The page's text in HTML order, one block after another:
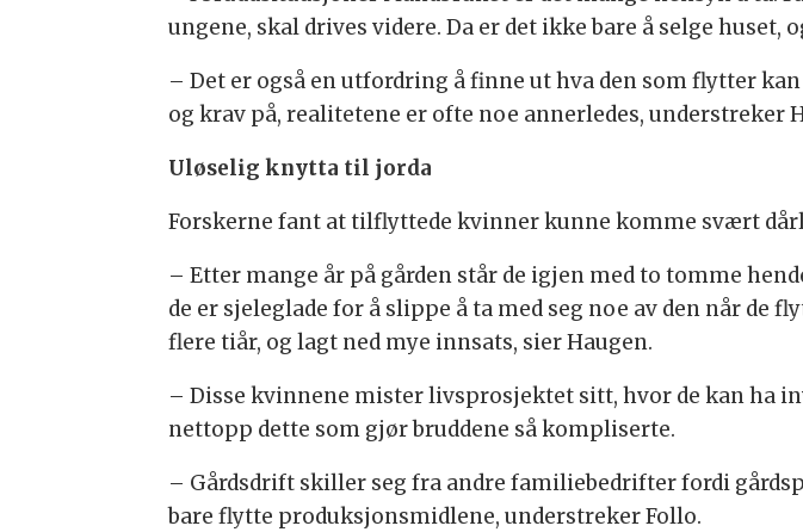
ungene, skal drives videre. Da er det ikke bare å selge huset,
– Det er også en utfordring å finne ut hva den som flytter
og krav på, realitetene er ofte noe annerledes, understreker
Uløselig knytta til jorda
Forskerne fant at tilflyttede kvinner kunne komme svært
– Etter mange år på gården står de igjen med to tomme
de er sjeleglade for å slippe å ta med seg noe av den når de
flere tiår, og lagt ned mye innsats, sier Haugen.
– Disse kvinnene mister livsprosjektet sitt, hvor de kan ha
nettopp dette som gjør bruddene så kompliserte.
– Gårdsdrift skiller seg fra andre familiebedrifter fordi
bare flytte produksjonsmidlene, understreker Follo.